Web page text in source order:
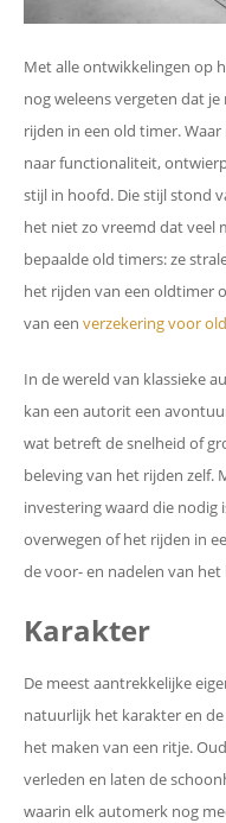
Met alle ontwikkelingen op
nog weleens vergeten dat
rijden in een old timer.
naar functionaliteit,
stijl in hoofd. Die stijl stond
het niet zo vreemd dat veel
bepaalde old timers: ze
het rijden van een oldtimer
van een verzekering voor
In de wereld van klassieke
kan een autorit een
wat betreft de snelheid of
beleving van het rijden zelf.
investering waard die nodig
overwegen of het rijden in
de voor- en nadelen van
Karakter
De meest aantrekkelijke
natuurlijk het karakter en
het maken van een ritje.
verleden en laten de
waarin elk automerk nog